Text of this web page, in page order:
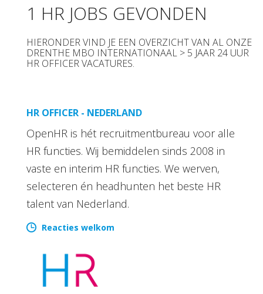
1 HR JOBS GEVONDEN
HIERONDER VIND JE EEN OVERZICHT VAN AL ONZE
DRENTHE MBO INTERNATIONAAL > 5 JAAR 24 UUR
HR OFFICER VACATURES.
HR OFFICER - NEDERLAND
OpenHR is hét recruitmentbureau voor alle
HR functies. Wij bemiddelen sinds 2008 in
vaste en interim HR functies. We werven,
selecteren én headhunten het beste HR
talent van Nederland.
Reacties welkom